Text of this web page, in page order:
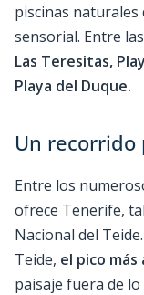
piscinas
sensorial. Entre
Las Teresitas,
Playa del Duque.
Un recorrido
Entre los
ofrece Tenerife,
Nacional del
Teide, el pico más
paisaje fuera de lo